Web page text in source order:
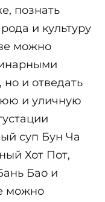
познать
и культуру
можно
и отведать
и уличную
суп Бун Ча
Хот Пот,
Бао и
можно